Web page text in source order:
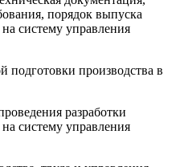
порядок выпуска
систему управления
подготовки производства в
разработки
систему управления